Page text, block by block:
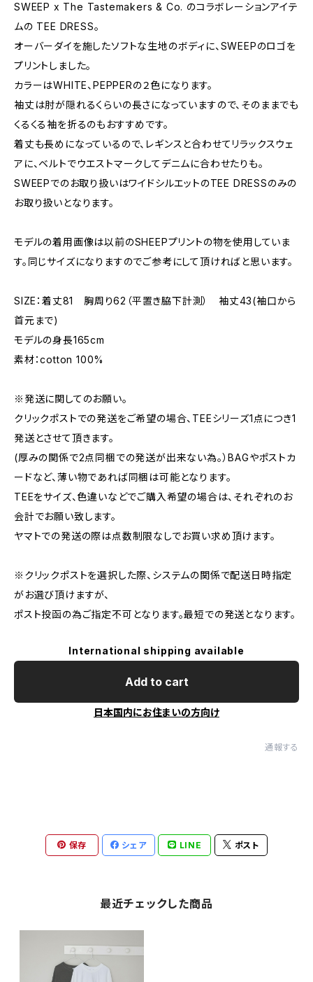
SWEEP x The Tastemakers & Co. のコラボレーションアイテ
ムの TEE DRESS。
オーバーダイを施したソフトな生地のボディに、SWEEPのロゴを
プリントしました。
カラーはWHITE、PEPPERの２色になります。
袖丈は肘が隠れるくらいの長さになっていますので、そのままでも
くるくる袖を折るのもおすすめです。
着丈も長めになっているので、レギンスと合わせてリラックスウェ
アに、ベルトでウエストマークしてデニムに合わせたりも。
SWEEPでのお取り扱いはワイドシルエットのTEE DRESSのみの
お取り扱いとなります。
モデルの着用画像は以前のSHEEPプリントの物を使用していま
す。同じサイズになりますのでご参考にして頂ければと思います。
SIZE：着丈81 胸周り62（平置き脇下計測） 袖丈43(袖口から
首元まで)
モデルの身長165cm
素材：cotton 100%
※発送に関してのお願い。
クリックポストでの発送をご希望の場合、TEEシリーズ1点につき1
発送とさせて頂きます。
(厚みの関係で2点同梱での発送が出来ない為。）BAGやポストカ
ードなど、薄い物であれば同梱は可能となります。
TEEをサイズ、色違いなどでご購入希望の場合は、それぞれのお
会計でお願い致します。
ヤマトでの発送の際は点数制限なしでお買い求め頂けます。
※クリックポストを選択した際、システムの関係で配送日時指定
がお選び頂けますが、
ポスト投函の為ご指定不可となります。最短での発送となります。
International shipping available
Add to cart
日本国内にお住まいの方向け
通報する
保存 シェア LINE ポスト
最近チェックした商品